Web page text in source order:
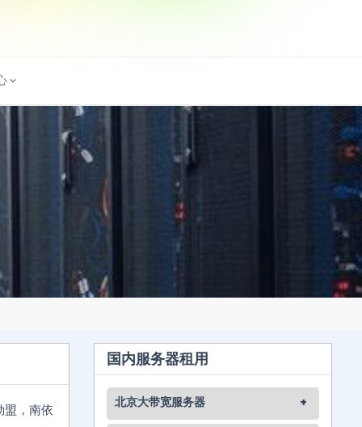
盟，南依
国内服务器租用
北京大带宽服务器 +